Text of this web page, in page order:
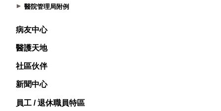
醫院管理局附例
病友中心
醫護天地
社區伙伴
新聞中心
員工 / 退休職員特區